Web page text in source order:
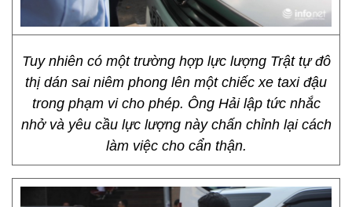
Tuy nhiên có một trường hợp lực lượng Trật tự đô
thị dán sai niêm phong lên một chiếc xe taxi đậu
trong phạm vi cho phép. Ông Hải lập tức nhắc
nhở và yêu cầu lực lượng này chấn chỉnh lại cách
làm việc cho cẩn thận.